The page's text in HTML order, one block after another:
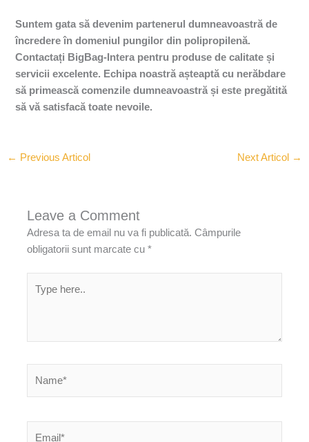
Suntem gata să devenim partenerul dumneavoastră de
încredere în domeniul pungilor din polipropilenă.
Contactați BigBag-Intera pentru produse de calitate și
servicii excelente. Echipa noastră așteaptă cu nerăbdare
să primească comenzile dumneavoastră și este pregătită
să vă satisfacă toate nevoile.
← Previous Articol Next Articol →
Leave a Comment
Adresa ta de email nu va fi publicată. Câmpurile
obligatorii sunt marcate cu*
here..